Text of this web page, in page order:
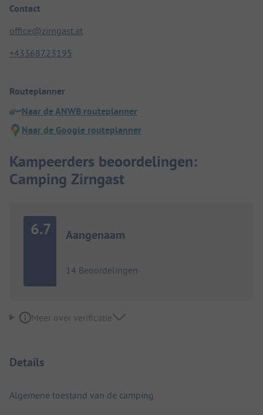
Contact
office@zirngast.at
+43368723195
Routeplanner
Naar de ANWB routeplanner
Naar de Google routeplanner
Kampeerders beoordelingen:
Camping Zirngast
6.7 Aangenaam
14 Beoordelingen
Meer over verificatie
Details
Algemene toestand van de camping